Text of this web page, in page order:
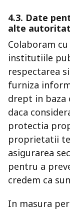
4.3. Date
alte
Colaboram
institutiile
respectarea
furniza
drept in baza
daca
protectia
proprietatii
asigurarea
pentru a
credem ca
In masura